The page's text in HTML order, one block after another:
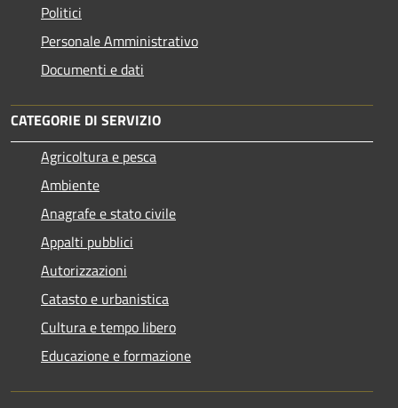
Politici
Personale Amministrativo
Documenti e dati
CATEGORIE DI SERVIZIO
Agricoltura e pesca
Ambiente
Anagrafe e stato civile
Appalti pubblici
Autorizzazioni
Catasto e urbanistica
Cultura e tempo libero
Educazione e formazione